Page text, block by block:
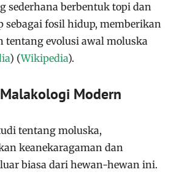
sederhana berbentuk topi dan
sebagai fosil hidup, memberikan
tentang evolusi awal moluska​
) (Wikipedia)​.
Modern
tentang moluska,
keanekaragaman dan
biasa dari hewan-hewan ini.